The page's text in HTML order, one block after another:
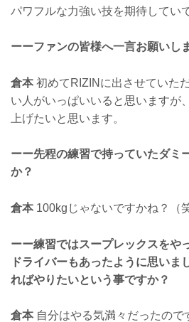
パワフルな力強い技を期待してい
ーーファンの皆様へ一言お願いし
倉本初めてRIZINに出させていた
い人がいっぱいいると思いますが
上げたいと思います。
ーー先程の練習で持っていたダミ
か？
倉本100kgじゃないですかね？（笑
ーー練習ではスープレックスをや
ドライバーもあったように思いま
ればやりたいという事ですか？
倉本自分はやる気満々だったので